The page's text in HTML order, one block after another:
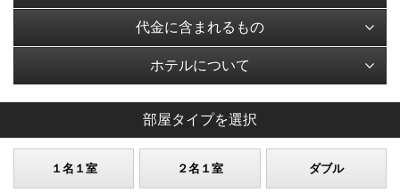
代金に含まれるもの
ホテルについて
部屋タイプを選択
１名１室 ２名１室 ダブル